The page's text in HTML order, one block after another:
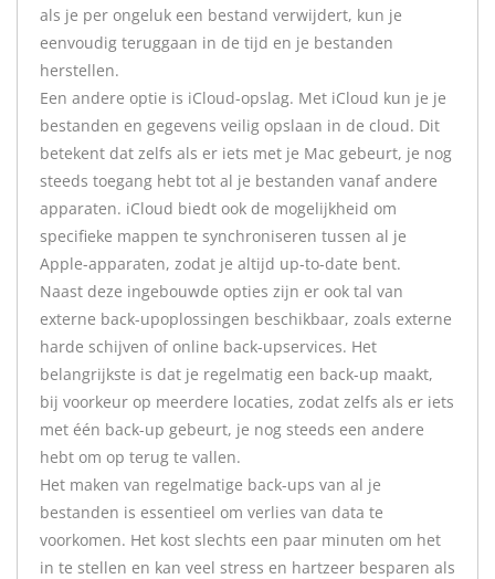
als je per ongeluk een bestand verwijdert, kun je
eenvoudig teruggaan in de tijd en je bestanden
herstellen.
Een andere optie is iCloud-opslag. Met iCloud kun je je
bestanden en gegevens veilig opslaan in de cloud. Dit
betekent dat zelfs als er iets met je Mac gebeurt, je nog
steeds toegang hebt tot al je bestanden vanaf andere
apparaten. iCloud biedt ook de mogelijkheid om
specifieke mappen te synchroniseren tussen al je
Apple-apparaten, zodat je altijd up-to-date bent.
Naast deze ingebouwde opties zijn er ook tal van
externe back-upoplossingen beschikbaar, zoals externe
harde schijven of online back-upservices. Het
belangrijkste is dat je regelmatig een back-up maakt,
bij voorkeur op meerdere locaties, zodat zelfs als er iets
met één back-up gebeurt, je nog steeds een andere
hebt om op terug te vallen.
Het maken van regelmatige back-ups van al je
bestanden is essentieel om verlies van data te
voorkomen. Het kost slechts een paar minuten om het
in te stellen en kan veel stress en hartzeer besparen als